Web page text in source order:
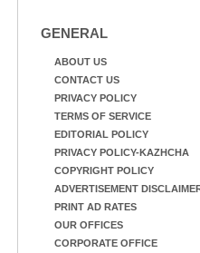
GENERAL
ABOUT US
CONTACT US
PRIVACY POLICY
TERMS OF SERVICE
EDITORIAL POLICY
PRIVACY POLICY-KAZHCHA
COPYRIGHT POLICY
ADVERTISEMENT
PRINT AD RATES
OUR OFFICES
CORPORATE OFFICE